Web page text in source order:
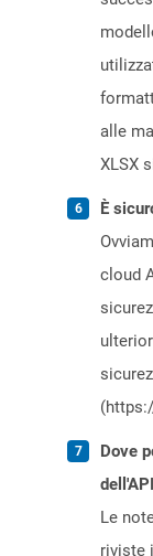
alle
XLSX
È
cloud
Dove
Le
riviste